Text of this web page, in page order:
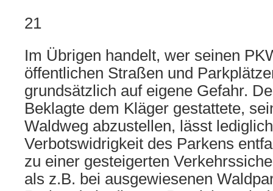
21
Im Übrigen handelt, wer seinen
öffentlichen Straßen und
grundsätzlich auf eigene Gefahr.
Beklagte dem Kläger gestattete,
Waldweg abzustellen, lässt
Verbotswidrigkeit des Parkens
zu einer gesteigerten
als z.B. bei ausgewiesenen